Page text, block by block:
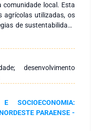
comunidade local. Esta
agrícolas utilizadas, os
de sustentabilidade
Por meio de uma
de mandioca,
entre os membros
e à falta de
ressalta-se a
de renda e no
A análise dos dados
alcançados, a
administração e na
desenvolvimento
E SOCIOECONOMIA:
PARAENSE -